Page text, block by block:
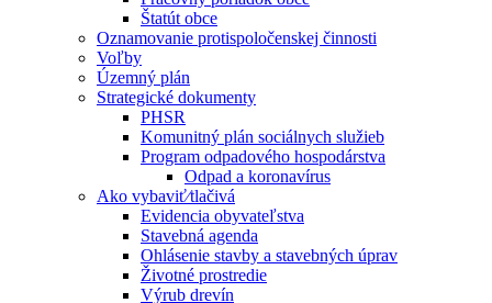
Štatút obce
Oznamovanie protispoločenskej činnosti
Voľby
Územný plán
Strategické dokumenty
PHSR
Komunitný plán sociálnych služieb
Program odpadového hospodárstva
Odpad a koronavírus
Ako vybaviť⁄tlačivá
Evidencia obyvateľstva
Stavebná agenda
Ohlásenie stavby a stavebných úprav
Životné prostredie
Výrub drevín